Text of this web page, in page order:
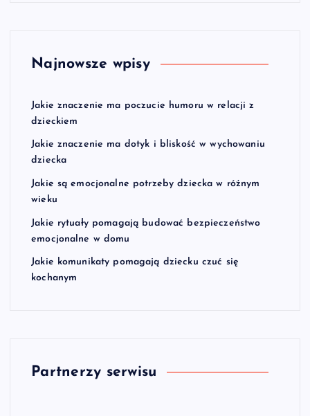
Najnowsze wpisy
Jakie znaczenie ma poczucie humoru w relacji z
dzieckiem
Jakie znaczenie ma dotyk i bliskość w wychowaniu
dziecka
Jakie są emocjonalne potrzeby dziecka w różnym
wieku
Jakie rytuały pomagają budować bezpieczeństwo
emocjonalne w domu
Jakie komunikaty pomagają dziecku czuć się
kochanym
Partnerzy serwisu